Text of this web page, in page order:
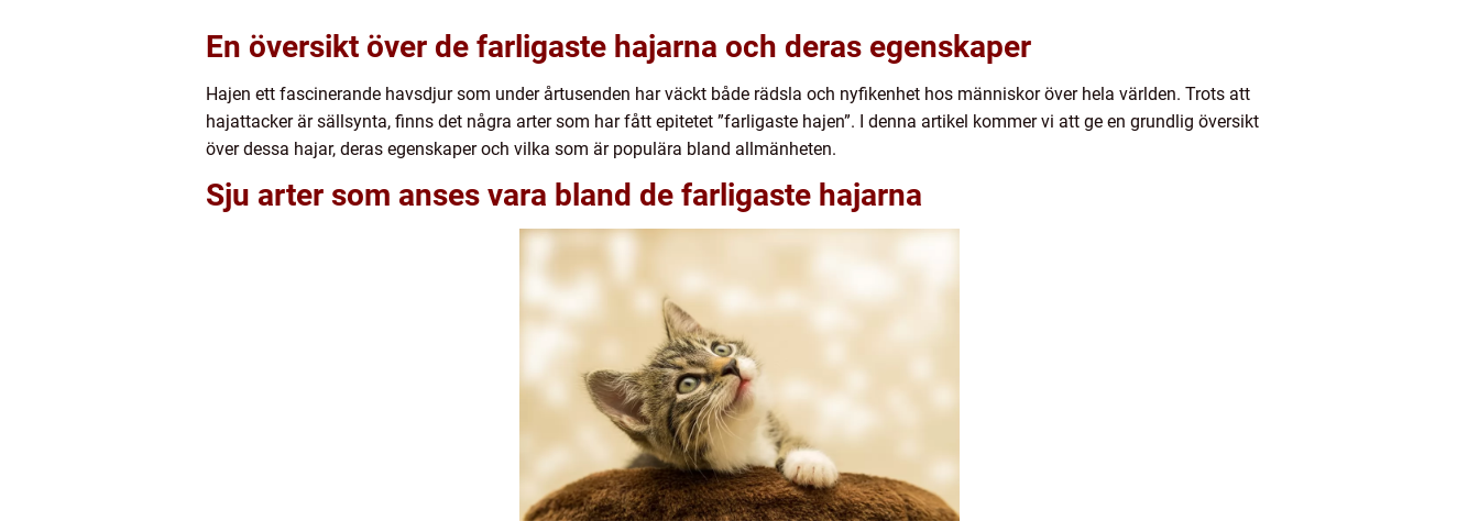
En översikt över de farligaste hajarna och deras egenskaper
Hajen ett fascinerande havsdjur som under årtusenden har väckt både rädsla och nyfikenhet hos människor över hela världen. Trots att
hajattacker är sällsynta, finns det några arter som har fått epitetet ”farligaste hajen”. I denna artikel kommer vi att ge en grundlig översikt
över dessa hajar, deras egenskaper och vilka som är populära bland allmänheten.
Sju arter som anses vara bland de farligaste hajarna